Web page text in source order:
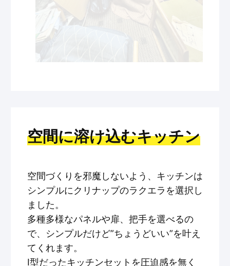
空間に溶け込むキッチン
空間づくりを邪魔しないよう、キッチンは
シンプルにクリナップのラクエラを選択し
ました。
多種多様なパネルや扉、把手を選べるの
で、シンプルだけど”ちょうどいい”を叶え
てくれます。
I型だったキッチンセットを圧迫感を無く